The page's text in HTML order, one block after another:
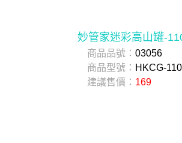
妙管家迷彩高山罐-
商品品號： 03056
商品型號： HKCG-110
建議售價： 169